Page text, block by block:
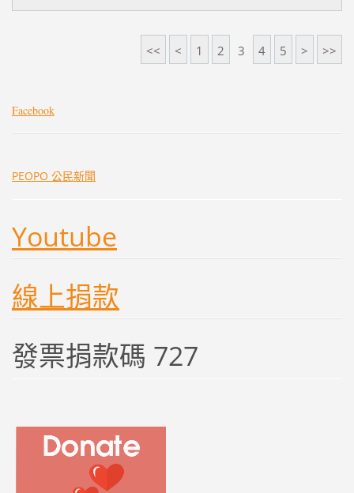
<< < 1 2 3 4 5 > >>
Facebook
PEOPO 公民新聞
Youtube
線上捐款
發票捐款碼 727